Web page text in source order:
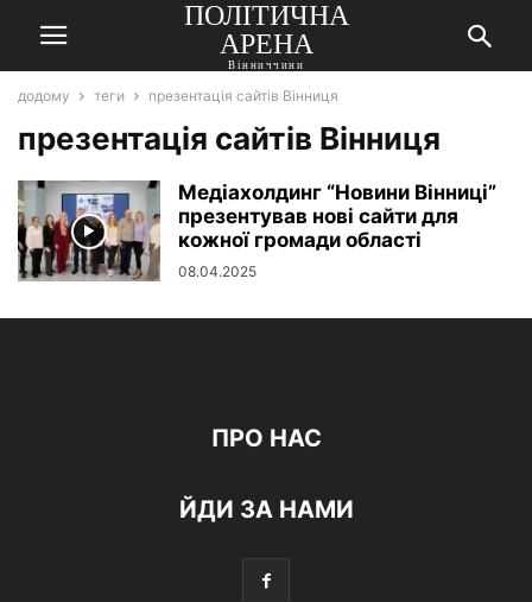
ПОЛІТИЧНА
АРЕНА
Вінниччини
додому теги презентація сайтів Вінниця
презентація сайтів Вінниця
Медіахолдинг “Новини Вінниці”
презентував нові сайти для
кожної громади області
08.04.2025
ПРО НАС
ЙДИ ЗА НАМИ